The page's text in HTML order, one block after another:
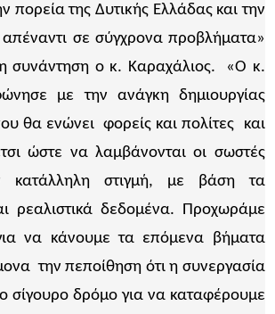
πορεία της Δυτικής Ελλάδας και την
σε σύγχρονα προβλήματα»
συνάντηση ο κ. Καραχάλιος. «Ο κ.
με την ανάγκη δημιουργίας
θα ενώνει φορείς και πολίτες και
ώστε να λαμβάνονται οι σωστές
κατάλληλη στιγμή, με βάση τα
ρεαλιστικά δεδομένα. Προχωράμε
να κάνουμε τα επόμενα βήματα
την πεποίθηση ότι η συνεργασία
σίγουρο δρόμο για να καταφέρουμε